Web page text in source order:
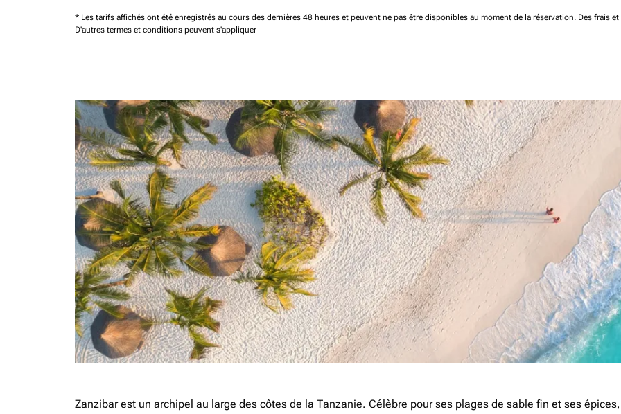
* Les tarifs affichés ont été enregistrés au cours des dernières 48 heures et peuvent ne pas être disponibles au moment de la réservation. Des frais
D'autres termes et conditions peuvent s'appliquer
Zanzibar est un archipel au large des côtes de la Tanzanie. Célèbre pour ses plages de sable fin et ses